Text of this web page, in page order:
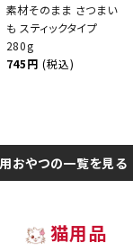
素材そのまま さつまい
も スティックタイプ
280g
745円 (税込)
おやつの一覧を見る
猫用品